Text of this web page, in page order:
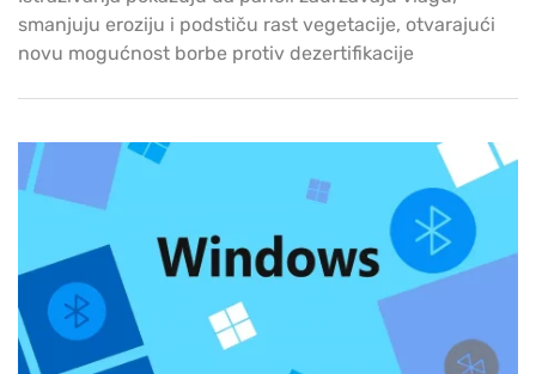
smanjuju eroziju i podstiču rast vegetacije, otvarajući
novu mogućnost borbe protiv dezertifikacije